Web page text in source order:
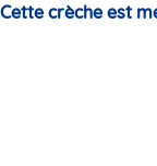
Cette crèche est